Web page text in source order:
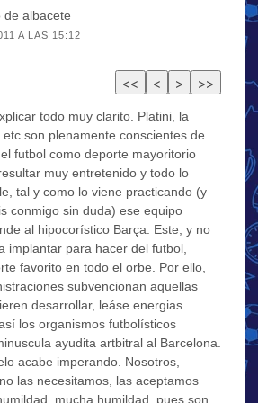
de albacete
A LAS 15:12
todo muy clarito. Platini, la
etc son plenamente conscientes de
futbol como deporte mayoritorio
muy entretenido y todo lo
tal y como lo viene practicando (y
conmigo sin duda) ese equipo
al hipocorístico Barça. Este, y no
implantar para hacer del futbol,
favorito en todo el orbe. Por ello,
subvencionan aquellas
desarrollar, leáse energias
los organismos futbolísticos
ayudita artbitral al Barcelona.
acabe imperando. Nosotros,
las necesitamos, las aceptamos
mucha humildad, pues son